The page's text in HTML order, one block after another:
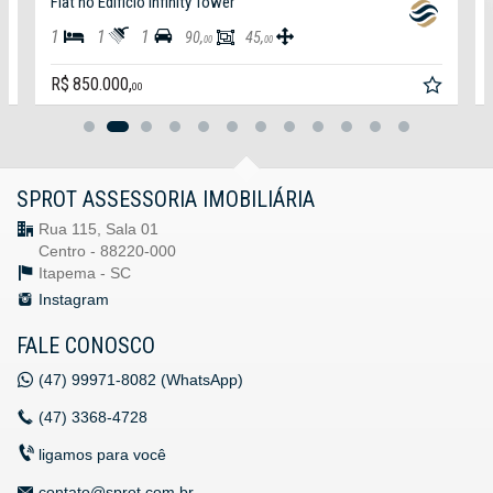
1 1 1 90,00 45,00
R$ 850.000,00
SPROT ASSESSORIA IMOBILIÁRIA
Rua 115, Sala 01
Centro - 88220-000
Itapema - SC
Instagram
FALE CONOSCO
(47) 99971-8082 (WhatsApp)
(47) 3368-4728
ligamos para você